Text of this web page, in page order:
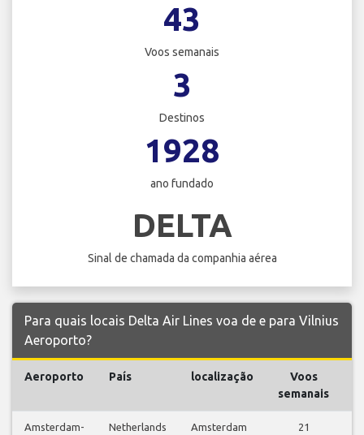
43
Voos semanais
3
Destinos
1928
ano fundado
DELTA
Sinal de chamada da companhia aérea
Para quais locais Delta Air Lines voa de e para Vilnius
Aeroporto?
Aeroporto País localização
Voos
semanais
Amsterdam-
Netherlands
Amsterdam
21